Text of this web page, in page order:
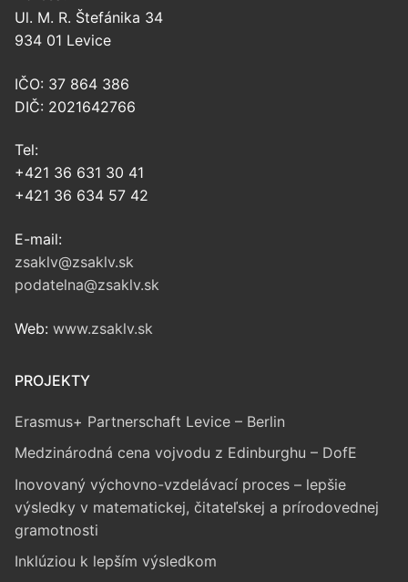
Ul. M. R. Štefánika 34
934 01 Levice
IČO: 37 864 386
DIČ: 2021642766
Tel:
+421 36 631 30 41
+421 36 634 57 42
E-mail:
zsaklv@zsaklv.sk
podatelna@zsaklv.sk
Web: www.zsaklv.sk
PROJEKTY
Erasmus+ Partnerschaft Levice – Berlin
Medzinárodná cena vojvodu z Edinburghu – DofE
Inovovaný výchovno-vzdelávací proces – lepšie
výsledky v matematickej, čitateľskej a prírodovednej
gramotnosti
Inklúziou k lepším výsledkom